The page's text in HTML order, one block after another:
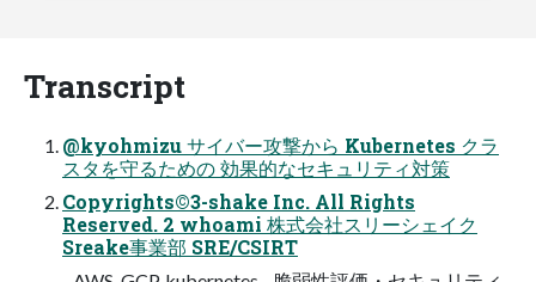
Transcript
@kyohmizu サイバー攻撃から Kubernetes クラ
スタを守るための 効果的なセキュリティ対策
Copyrights©3-shake Inc. All Rights
Reserved. 2 whoami 株式会社スリーシェイク
Sreake事業部 SRE/CSIRT